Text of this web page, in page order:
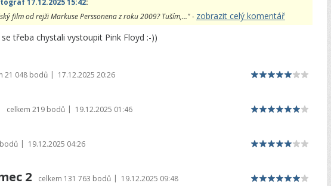
17.12.2025 15:42:
film od rejži Markuse Perssonena z roku 2009? Tuším,..." - zobrazit celý komentář
třeba chystali vystoupit Pink Floyd :-))
21 048 bodů | 17.12.2025 20:26
celkem 219 bodů | 19.12.2025 01:46
| 19.12.2025 04:26
2 celkem 131 763 bodů | 19.12.2025 09:48